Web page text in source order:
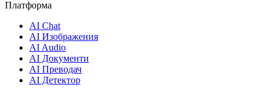
Платформа
AI Chat
AI Изображения
AI Audio
AI Документи
AI Преводач
AI Детектор